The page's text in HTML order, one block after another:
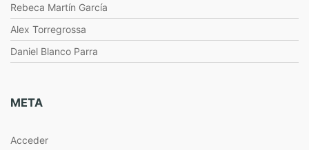
Rebeca Martín García
Alex Torregrossa
Daniel Blanco Parra
META
Acceder